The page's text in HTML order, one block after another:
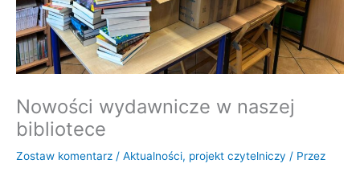
Nowości wydawnicze w naszej
bibliotece
Zostaw komentarz / Aktualności, projekt czytelniczy / Przez